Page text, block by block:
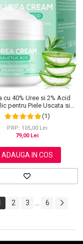
cu 40% Uree si 2% Acid
pentru Piele Uscata si
– Ingrijire Picioare si Maini,
150 g
(1)
PRP: 105,00 Lei
79,00 Lei
ADAUGA IN COS
2 3 6